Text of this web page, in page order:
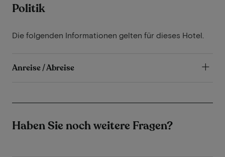
Politik
Die folgenden Informationen gelten für dieses Hotel.
Anreise / Abreise
Haben Sie noch weitere Fragen?